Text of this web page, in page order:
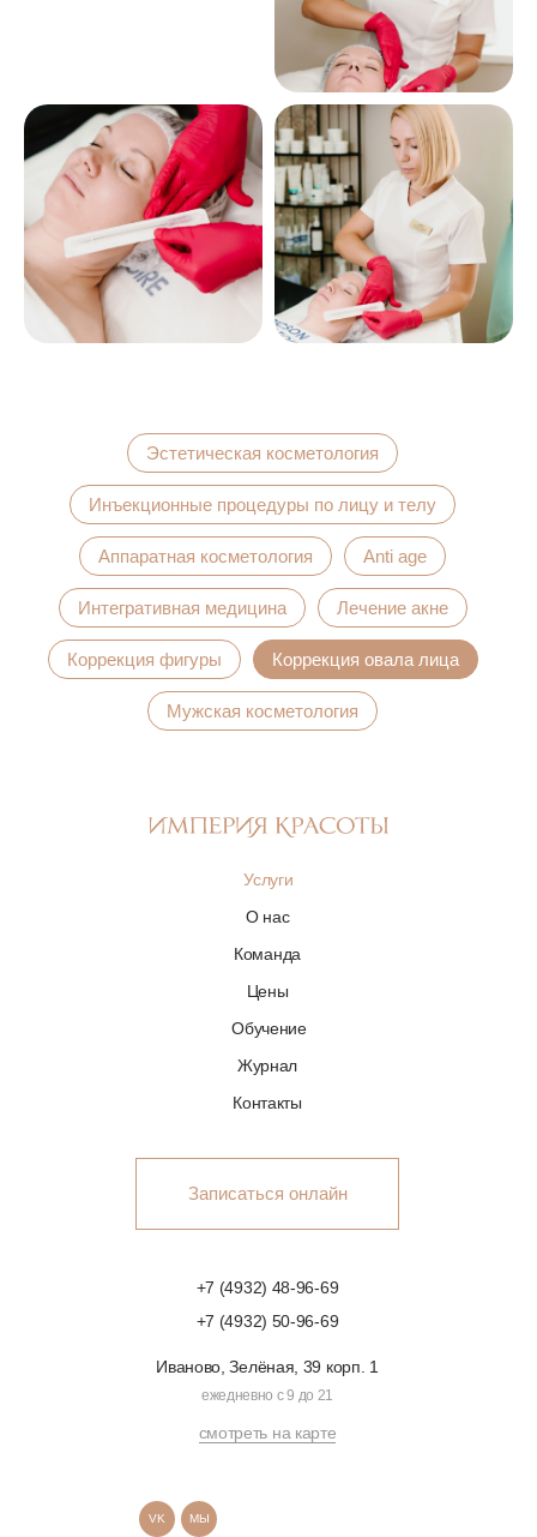
Эстетическая косметология
Инъекционные процедуры по лицу и телу
Аппаратная косметология Anti age
Интегративная медицина Лечение акне
Коррекция фигуры Коррекция овала лица
Мужская косметология
Записаться онлайн
О нас
Команда
Цены
Обучение
Журнал
Контакты
Услуги
+7 (4932) 48-96-69
+7 (4932) 50-96-69
Иваново, Зелёная, 39 корп. 1
ежедневно с 9 до 21
смотреть на карте
VK МЫ